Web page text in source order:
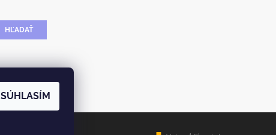
SÚHLASÍM